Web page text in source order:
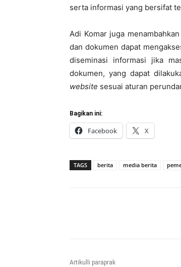
serta informasi yang bersifat
Adi Komar juga
dan dokumen dapat
diseminasi informasi jika
website sesuai aturan
Bagikan ini:
Facebook X
TAGS berita media berita
Artikulli paraprak